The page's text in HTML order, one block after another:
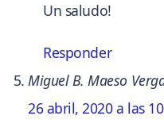
Un saludo!
Responder
Miguel B. Maeso
26 abril, 2020 a las